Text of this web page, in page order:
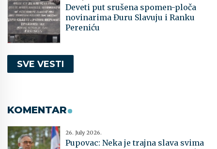
Deveti put srušena spomen-ploča
novinarima Đuru Slavuju i Ranku
Pereniću
SVE VESTI
KOMENTAR
26. July 2026.
Pupovac: Neka je trajna slava svima